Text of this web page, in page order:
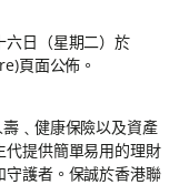
六日（星期二）於
頁面公佈。
﹑健康保險以及資產
提供簡單易用的理財
護者。保誠於香港聯